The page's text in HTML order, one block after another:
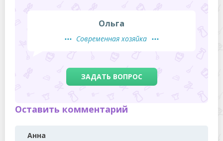
Ольга
Современная хозяйка
ЗАДАТЬ ВОПРОС
Оставить комментарий
Анна